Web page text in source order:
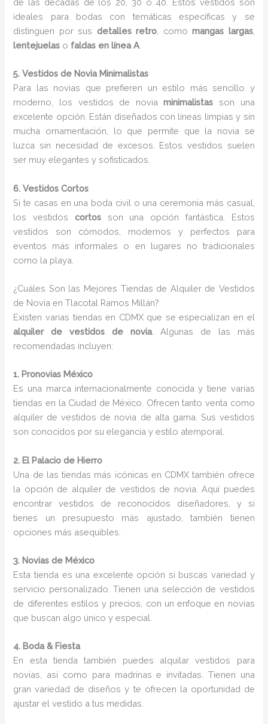
de las décadas de los 20, 30 o 40. Estos vestidos son
ideales para bodas con temáticas específicas y se
distinguen por sus detalles retro , comomangas largas,
lentejuelas o faldas en línea A
5. Vestidos de Novia Minimalistas
Para las novias que prefieren un estilo más sencillo y
moderno, los vestidos de noviaminimalistas son una
excelente opción. Están diseñados con líneas limpias y sin
mucha ornamentación, lo que permite que la novia se
luzca sin necesidad de excesos. Estos vestidos suelen
ser muy elegantes y sofisticados.
6. Vestidos Cortos
Si te casas en una boda civil o una ceremonia más casual,
los vestidos cortosson una opción fantástica. Estos
vestidos son cómodos, modernos y perfectos para
eventos más informales o en lugares no tradicionales
como la playa.
¿Cuáles Son las Mejores Tiendas de Alquiler de Vestidos
de Novia en Tlacotal Ramos Millán?
Existen varias tiendas en CDMX que se especializan en el
alquiler de vestidos de novia. Algunas de las más
recomendadas incluyen:
1. Pronovias México
Es una marca internacionalmente conocida y tiene varias
tiendas en la Ciudad de México. Ofrecen tanto venta como
alquiler de vestidos de novia de alta gama. Sus vestidos
son conocidos por su elegancia y estilo atemporal.
2. El Palacio de Hierro
Una de las tiendas más icónicas en CDMX también ofrece
la opción de alquiler de vestidos de novia. Aquí puedes
encontrar vestidos de reconocidos diseñadores, y si
tienes un presupuesto más ajustado, también tienen
opciones más asequibles.
3. Novias de México
Esta tienda es una excelente opción si buscas variedad y
servicio personalizado. Tienen una selección de vestidos
de diferentes estilos y precios, con un enfoque en novias
que buscan algo único y especial.
4. Boda & Fiesta
En esta tienda también puedes alquilar vestidos para
novias, así como para madrinas e invitadas. Tienen una
gran variedad de diseños y te ofrecen la oportunidad de
ajustar el vestido a tus medidas.